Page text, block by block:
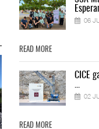
IT-ANÁLISIS: Puerto
Cárdenas incorpora ...
06 AGO 2026
06
READ MORE
CICE
02
READ MORE